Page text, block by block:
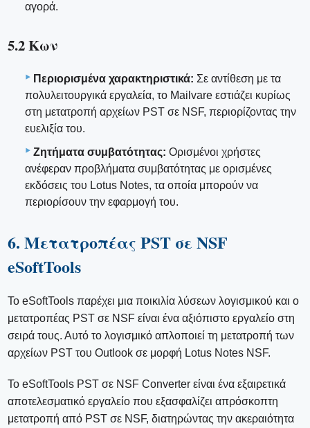
αγορά.
5.2 Κων
Περιορισμένα χαρακτηριστικά: Σε αντίθεση με τα
πολυλειτουργικά εργαλεία, το Mailvare εστιάζει κυρίως
στη μετατροπή αρχείων PST σε NSF, περιορίζοντας την
ευελιξία του.
Ζητήματα συμβατότητας: Ορισμένοι χρήστες
ανέφεραν προβλήματα συμβατότητας με ορισμένες
εκδόσεις του Lotus Notes, τα οποία μπορούν να
περιορίσουν την εφαρμογή του.
6. Μετατροπέας PST σε NSF
eSoftTools
Το eSoftTools παρέχει μια ποικιλία λύσεων λογισμικού και ο
μετατροπέας PST σε NSF είναι ένα αξιόπιστο εργαλείο στη
σειρά τους. Αυτό το λογισμικό απλοποιεί τη μετατροπή των
αρχείων PST του Outlook σε μορφή Lotus Notes NSF.
Το eSoftTools PST σε NSF Converter είναι ένα εξαιρετικά
αποτελεσματικό εργαλείο που εξασφαλίζει απρόσκοπτη
μετατροπή από PST σε NSF, διατηρώντας την ακεραιότητα